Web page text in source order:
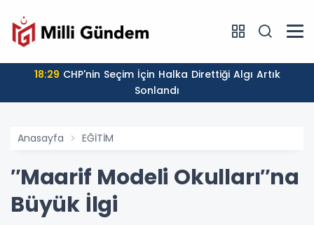
18:29
Sonlandı
Anasayfa EĞİTİM
″Maarif Modeli Okulları″na
Büyük İlgi